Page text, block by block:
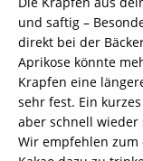
und saftig –
direkt bei der
Aprikose könnte
Krapfen eine
sehr fest. Ein
aber schnell wieder
Wir empfehlen zum